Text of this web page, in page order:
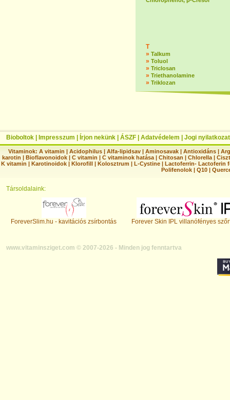
T
» Talkum
» Toluol
» Triclosan
» Triethanolamine
» Triklozan
Bioboltok Impresszum Írjon nekünk ÁSZF Adatvédelem Jogi nyilatkozat
Vitaminok: A vitamin |Acidophilus |Alfa-lipidsav |Aminosavak |Antioxidáns |
karotin | Bioflavonoidok | C vitamin | C vitaminok hatása | Chitosan | Chlorella |
K vitamin | Karotinoidok | Klorofill | Kolosztrum | L-Cystine | Lactoferrin- Lactoferin
Polifenolok |Q10 |
Társoldalaink:
ForeverSlim.hu - kavitációs zsírbontás Forever Skin IPL villanófényes
www.vitaminsziget.com © 2007-2026 - Minden jog fenntartva